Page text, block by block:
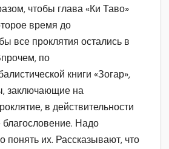
чтобы глава «Ки Таво»
время до
все проклятия остались в
по
книги «Зогар»,
заключающие на
в действительности
Надо
понять их. Рассказывают, что